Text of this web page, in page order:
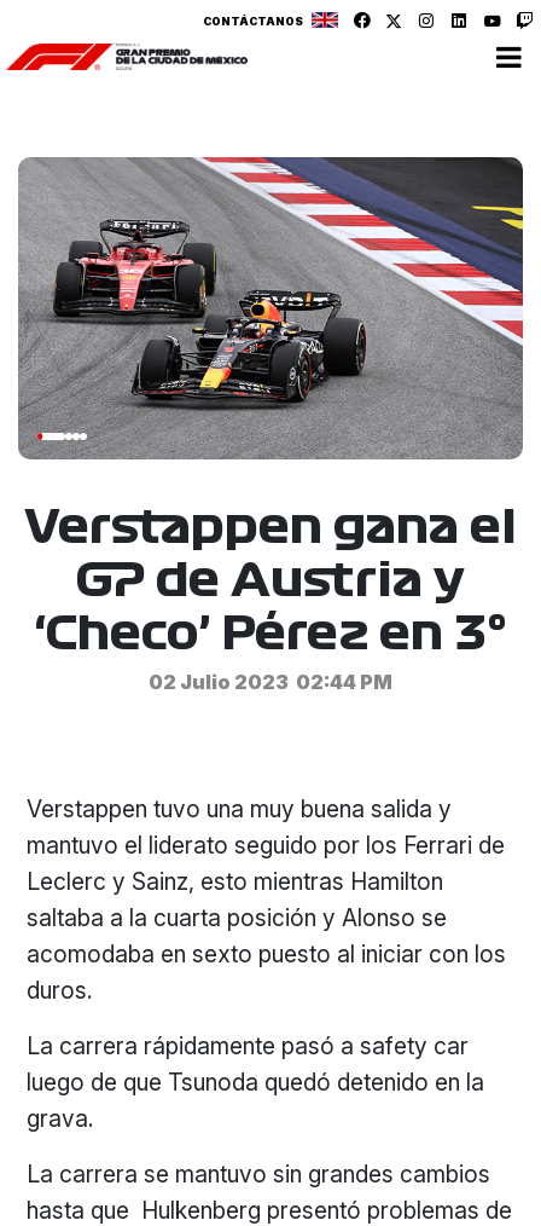
CONTÁCTANOS
Verstappen gana el
GP de Austria y
‘Checo’ Pérez en 3°
02 Julio 2023 02:44 PM
Verstappen tuvo una muy buena salida y
mantuvo el liderato seguido por los Ferrari de
Leclerc y Sainz, esto mientras Hamilton
saltaba a la cuarta posición y Alonso se
acomodaba en sexto puesto al iniciar con los
duros.
La carrera rápidamente pasó a safety car
luego de que Tsunoda quedó detenido en la
grava.
La carrera se mantuvo sin grandes cambios
hasta que Hulkenberg presentó problemas de